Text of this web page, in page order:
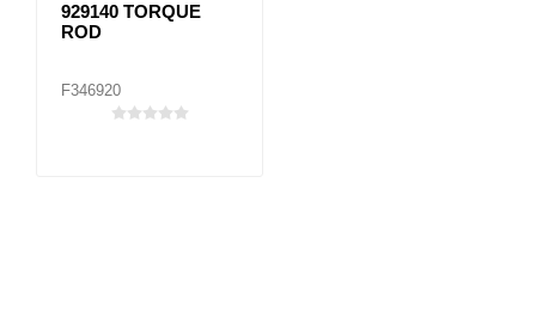
929140 TORQUE
ROD
F346920